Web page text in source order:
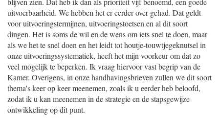
uitvoerbaarheid. We hebben het er eerder over gehad. Dat geldt
voor uitvoeringstermijnen, uitvoeringstoetsen en al dit soort
dingen. Het is soms de wil en de wens om iets snel te doen, maar
als we het te snel doen en het leidt tot houtje-touwtjegeknutsel in
onze uitvoeringssystematiek, heeft het mijn voorkeur om dat zo
veel mogelijk te beperken. Ik vraag hiervoor vast begrip van de
Kamer. Overigens, in onze handhavingsbrieven zullen we dit soort
thema's keer op keer meenemen, zoals ik u eerder heb beloofd,
zodat ik u kan meenemen in de strategie en de stapsgewijze
ontwikkeling op dit punt.